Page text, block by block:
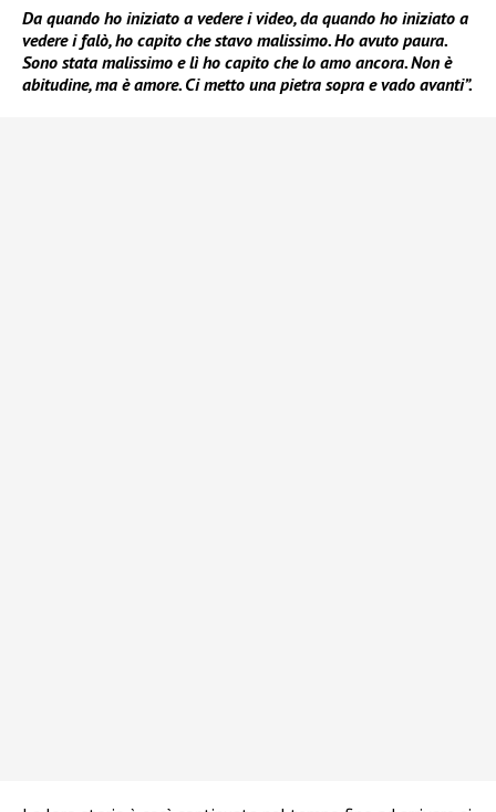
Da quando ho iniziato a vedere i video, da quando ho iniziato a
vedere i falò, ho capito che stavo malissimo. Ho avuto paura.
Sono stata malissimo e lì ho capito che lo amo ancora. Non è
abitudine, ma è amore. Ci metto una pietra sopra e vado avanti”.